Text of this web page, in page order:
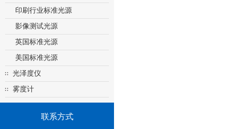
印刷行业标准光源
影像测试光源
英国标准光源
美国标准光源
光泽度仪
雾度计
联系方式